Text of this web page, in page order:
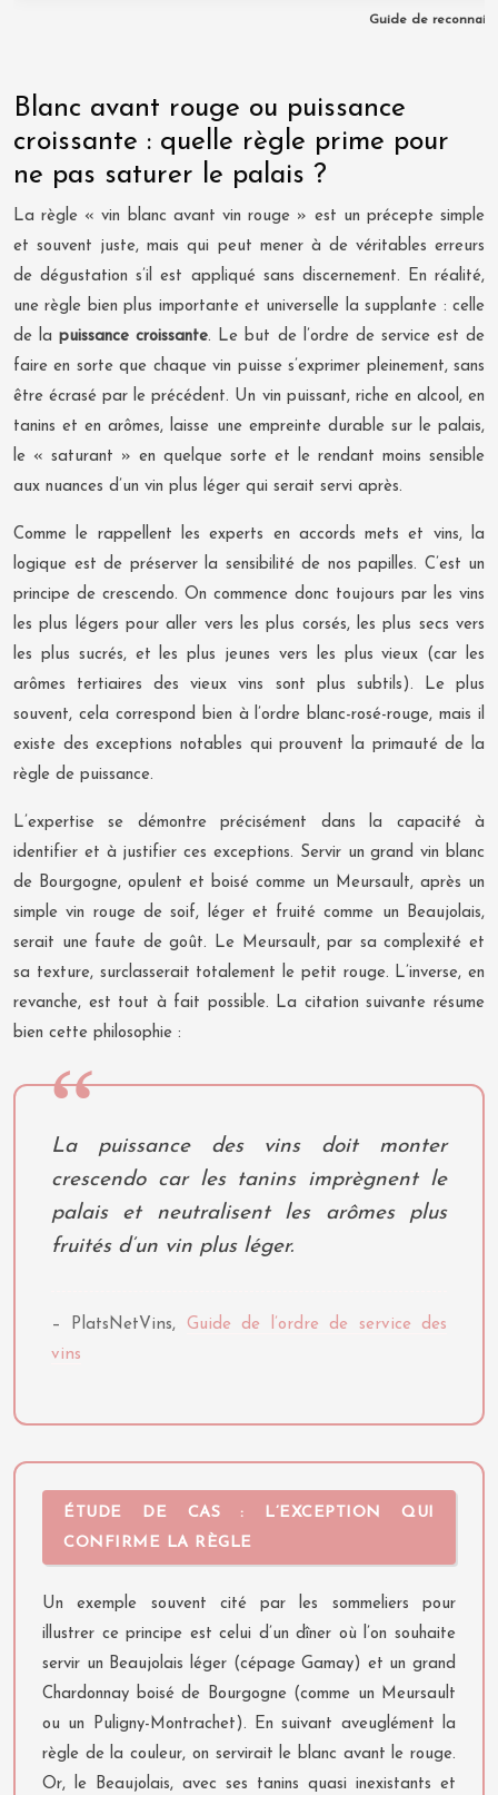
Guide de
Blanc avant rouge ou puissance
croissante : quelle règle prime pour
ne pas saturer le palais ?
La règle « vin blanc avant vin rouge » est un précepte simple
et souvent juste, mais qui peut mener à de véritables erreurs
de dégustation s’il est appliqué sans discernement. En réalité,
une règle bien plus importante et universelle la supplante : celle
de lapuissance croissante. Le but de l’ordre de service est de
faire en sorte que chaque vin puisse s’exprimer pleinement, sans
être écrasé par le précédent. Un vin puissant, riche en alcool, en
tanins et en arômes, laisse une empreinte durable sur le palais,
le « saturant » en quelque sorte et le rendant moins sensible
aux nuances d’un vin plus léger qui serait servi après.
Comme le rappellent les experts en accords mets et vins, la
logique est de préserver la sensibilité de nos papilles. C’est un
principe de crescendo. On commence donc toujours par les vins
les plus légers pour aller vers les plus corsés, les plus secs vers
les plus sucrés, et les plus jeunes vers les plus vieux (car les
arômes tertiaires des vieux vins sont plus subtils). Le plus
souvent, cela correspond bien à l’ordre blanc-rosé-rouge, mais il
existe des exceptions notables qui prouvent la primauté de la
règle de puissance.
L’expertise se démontre précisément dans la capacité à
identifier et à justifier ces exceptions. Servir un grand vin blanc
de Bourgogne, opulent et boisé comme un Meursault, après un
simple vin rouge de soif, léger et fruité comme un Beaujolais,
serait une faute de goût. Le Meursault, par sa complexité et
sa texture, surclasserait totalement le petit rouge. L’inverse, en
revanche, est tout à fait possible. La citation suivante résume
bien cette philosophie :
La puissance des vins doit monter
crescendo car les tanins imprègnent le
palais et neutralisent les arômes plus
fruités d’un vin plus léger.
– PlatsNetVins, Guide de l’ordre de service des
vins
ÉTUDE DE CAS : L’EXCEPTION QUI
CONFIRME LA RÈGLE
Un exemple souvent cité par les sommeliers pour
illustrer ce principe est celui d’un dîner où l’on souhaite
servir un Beaujolais léger (cépage Gamay) et un grand
Chardonnay boisé de Bourgogne (comme un Meursault
ou un Puligny-Montrachet). En suivant aveuglément la
règle de la couleur, on servirait le blanc avant le rouge.
Or, le Beaujolais, avec ses tanins quasi inexistants et